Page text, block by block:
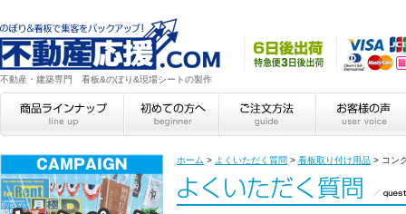
不動産・建築専門 看板&のぼり&現場シートの製作
ホーム > よくいただく質問 > 看板取り付け用品 > コン